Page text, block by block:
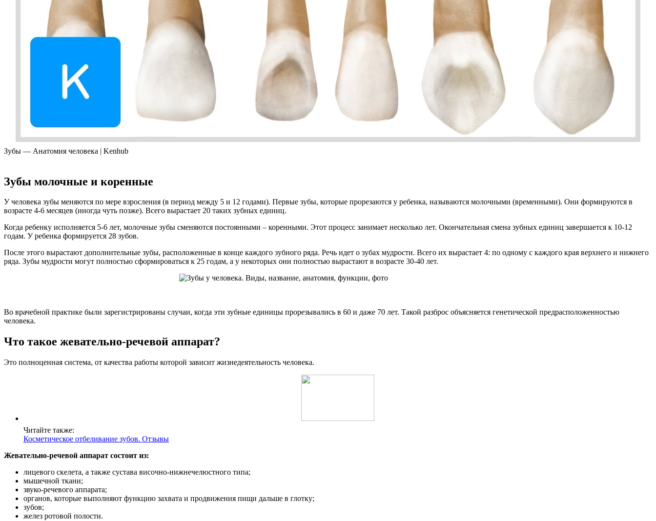
Зубы — Анатомия человека | Kenhub
Зубы молочные и коренные
У человека зубы меняются по мере взросления (в период между 5 и 12 годами). Первые зубы, которые прорезаются у ребенка, называются молочными (временными). Они формируются в
возрасте 4-6 месяцев (иногда чуть позже). Всего вырастает 20 таких зубных единиц.
Когда ребенку исполняется 5-6 лет, молочные зубы сменяются постоянными – коренными. Этот процесс занимает несколько лет. Окончательная смена зубных единиц завершается к 10-12
годам. У ребенка формируется 28 зубов.
После этого вырастают дополнительные зубы, расположенные в конце каждого зубного ряда. Речь идет о зубах мудрости. Всего их вырастает 4: по одному с каждого края верхнего и нижнего
ряда. Зубы мудрости могут полностью сформироваться к 25 годам, а у некоторых они полностью вырастают в возрасте 30-40 лет.
Во врачебной практике были зарегистрированы случаи, когда эти зубные единицы прорезывались в 60 и даже 70 лет. Такой разброс объясняется генетической предрасположенностью
человека.
Что такое жевательно-речевой аппарат?
Это полноценная система, от качества работы которой зависит жизнедеятельность человека.
Читайте также:
Косметическое отбеливание зубов. Отзывы
Жевательно-речевой аппарат состоит из:
лицевого скелета, а также сустава височно-нижнечелюстного типа;
мышечной ткани;
звуко-речевого аппарата;
органов, которые выполняют функцию захвата и продвижения пищи дальше в глотку;
зубов;
желез ротовой полости.